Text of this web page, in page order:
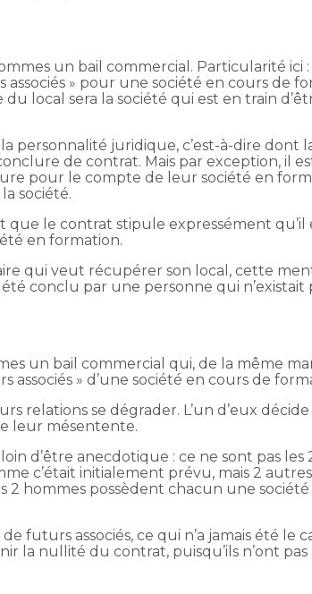
un bail commercial. Particularité ici :
» pour une société en cours de
local sera la société qui est en train
personnalité juridique, c’est-à-dire dont
de contrat. Mais par exception, il
pour le compte de leur société en
société.
que le contrat stipule expressément qu’il
en formation.
qui veut récupérer son local, cette
conclu par une personne qui n’existait
un bail commercial qui, de la même
» d’une société en cours de
relations se dégrader. L’un d’eux
leur mésentente.
d’être anecdotique : ce ne sont pas les
c’était initialement prévu, mais 2
2 hommes possèdent chacun une
futurs associés, ce qui n’a jamais été le
la nullité du contrat, puisqu’ils n’ont pas